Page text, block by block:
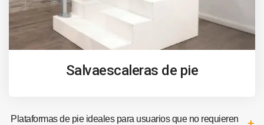
Salvaescaleras de pie
Plataformas de pie ideales para usuarios que no requieren